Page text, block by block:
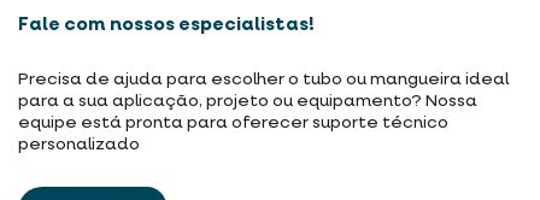
Fale com nossos especialistas!
Precisa de ajuda para escolher o tubo ou mangueira ideal
para a sua aplicação, projeto ou equipamento? Nossa
equipe está pronta para oferecer suporte técnico
personalizado